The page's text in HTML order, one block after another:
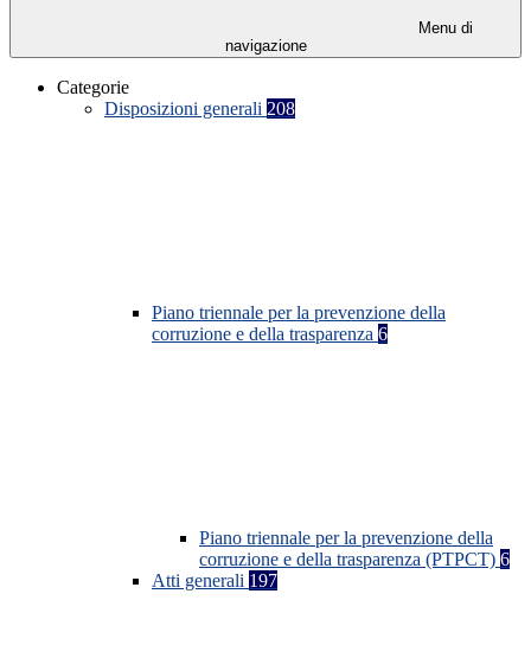
Menu di
navigazione
Categorie
Disposizioni generali 208
Piano triennale per la prevenzione della
corruzione e della trasparenza 6
Piano triennale per la prevenzione della
corruzione e della trasparenza (PTPCT) 6
Atti generali 197